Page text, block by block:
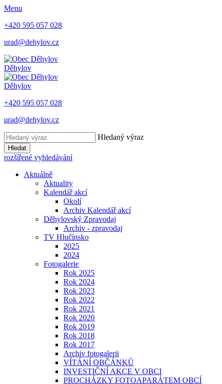
Menu
+420 595 057 028
urad@dehylov.cz
Děhylov
Děhylov
+420 595 057 028
urad@dehylov.cz
Hledaný výraz
Hledat
rozšířené vyhledávání
Aktuálně
Aktuality
Kalendář akcí
Okolí
Archiv Kalendář akcí
Děhylovský Zpravodaj
Archiv - zpravodaj
TV Hlučínsko
2025
2024
Fotogalerie
Rok 2025
Rok 2024
Rok 2023
Rok 2022
Rok 2021
Rok 2020
Rok 2019
Rok 2018
Rok 2017
Archiv fotogalerii
VÍTÁNÍ OBČÁNKŮ
INVESTIČNÍ AKCE V OBCI
PROCHÁZKY FOTOAPARÁTEM OBCÍ